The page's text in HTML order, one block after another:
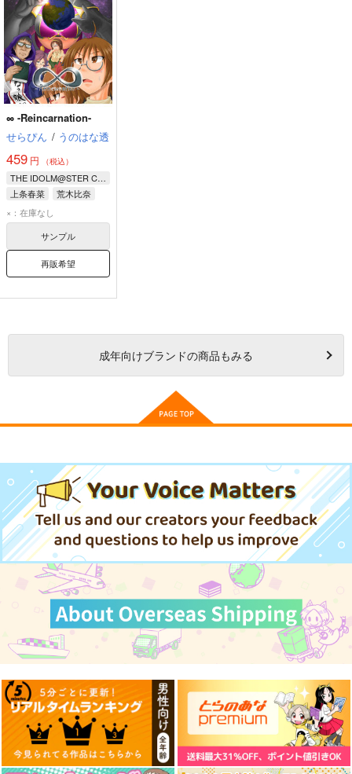
∞ -Reincarnation-
せらぴん / うのはな透
459 円 （税込）
THE IDOLM@STER CINDERELLA GIRLS
上条春菜
荒木比奈
めがねっ娘教団
×：在庫なし
サンプル
再販希望
成年向けブランドの商品もみる